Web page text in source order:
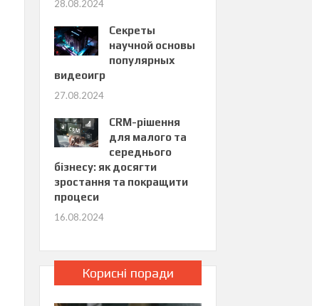
28.08.2024
Секреты
научной основы
популярных
видеоигр
27.08.2024
CRM-рішення
для малого та
середнього
бізнесу: як досягти
зростання та покращити
процеси
16.08.2024
Корисні поради